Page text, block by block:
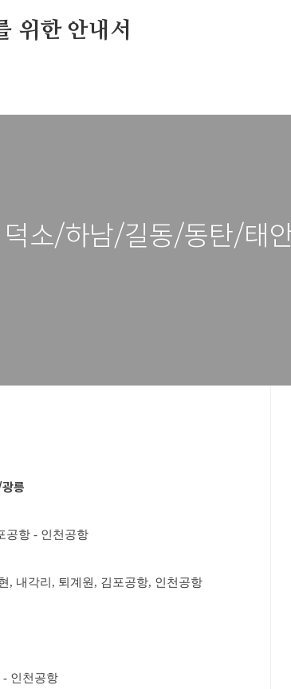
위한 안내서
소/하남/길동/동탄/태
릉
공항 - 인천공항
, 내각리, 퇴계원, 김포공항, 인천공항
- 인천공항